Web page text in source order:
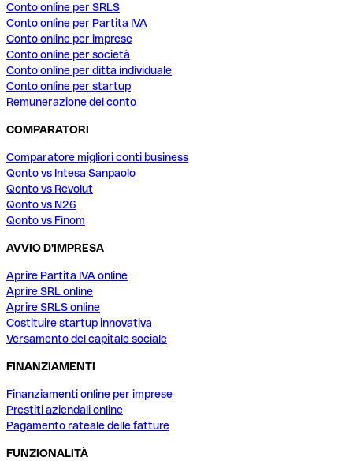
Conto online per SRLS
Conto online per Partita IVA
Conto online per imprese
Conto online per società
Conto online per ditta individuale
Conto online per startup
Remunerazione del conto
COMPARATORI
Comparatore migliori conti business
Qonto vs Intesa Sanpaolo
Qonto vs Revolut
Qonto vs N26
Qonto vs Finom
AVVIO D'IMPRESA
Aprire Partita IVA online
Aprire SRL online
Aprire SRLS online
Costituire startup innovativa
Versamento del capitale sociale
FINANZIAMENTI
Finanziamenti online per imprese
Prestiti aziendali online
Pagamento rateale delle fatture
FUNZIONALITÀ